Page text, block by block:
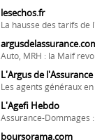
lesechos.fr
La hausse des tarifs
Auto, MRH : la Maif
L'Argus de l'Assurance
Les agents généraux
L'Agefi Hebdo
Assurance-Dommages
boursorama.com